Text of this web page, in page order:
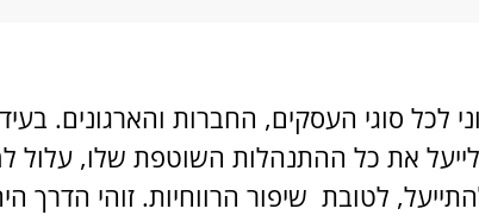
לכל סוגי העסקים, החברות והארגונים.
את כל ההתנהלות השוטפת שלו, עלול
לטובת שיפור הרווחיות. זוהי